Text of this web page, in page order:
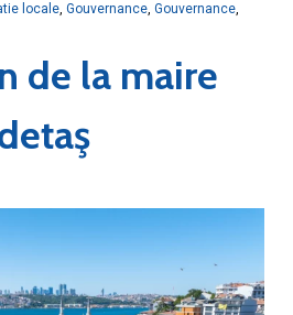
locale, Gouvernance, Gouvernance,
de la maire